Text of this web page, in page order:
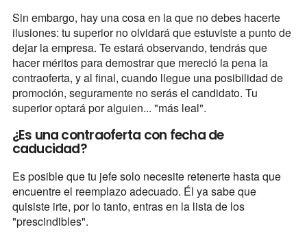
Sin embargo, hay una cosa en la que no debes hacerte
ilusiones: tu superior no olvidará que estuviste a punto de
dejar la empresa. Te estará observando, tendrás que
hacer méritos para demostrar que mereció la pena la
contraoferta, y al final, cuando llegue una posibilidad de
promoción, seguramente no serás el candidato. Tu
superior optará por alguien... "más leal".
¿Es una contraoferta con fecha de
caducidad?
Es posible que tu jefe solo necesite retenerte hasta que
encuentre el reemplazo adecuado. Él ya sabe que
quisiste irte, por lo tanto, entras en la lista de los
"prescindibles".